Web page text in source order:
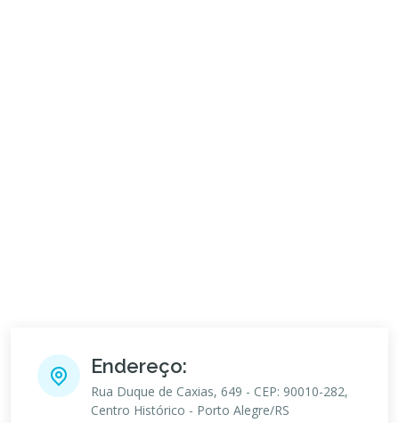
Endereço:
Rua Duque de Caxias, 649 - CEP: 90010-282,
Centro Histórico - Porto Alegre/RS